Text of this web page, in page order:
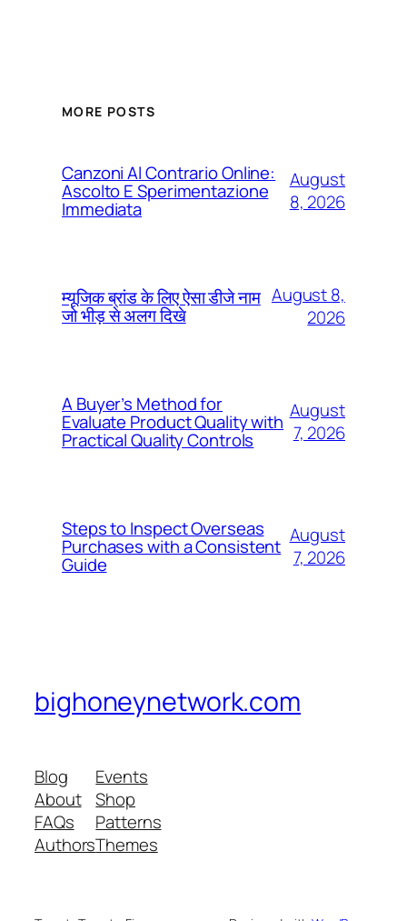
MORE POSTS
Canzoni Al Contrario Online:
Ascolto E Sperimentazione
Immediata
August
8, 2026
म्यूजिक ब्रांड के लिए ऐसा डीजे नाम
जो भीड़ से अलग दिखे
August 8,
2026
A Buyer’s Method for
Evaluate Product Quality with
Practical Quality Controls
August
7, 2026
Steps to Inspect Overseas
Purchases with a Consistent
Guide
August
7, 2026
bighoneynetwork.com
Blog
About
FAQs
Authors
Events
Shop
Patterns
Themes